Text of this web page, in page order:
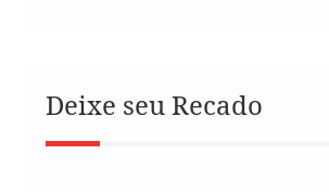
Deixe seu Recado